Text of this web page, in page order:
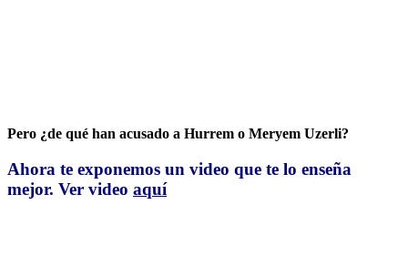
Pero ¿de qué han acusado a Hurrem o Meryem Uzerli?
Ahora te exponemos un video que te lo enseña
mejor. Ver video aquí